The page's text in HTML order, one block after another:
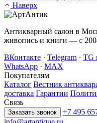
Наверх
Антикварный салон в
живопись и книги — с
ВКонтакте · Telegram · TG
WhatsApp · MAX
Покупателям
Каталог Вестник
доставка Гарантии
Связь
Заказать звонок +7 495